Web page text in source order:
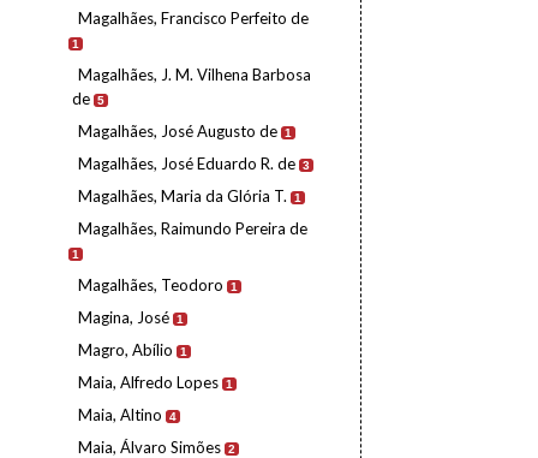
Magalhães, Francisco Perfeito de
1
Magalhães, J. M. Vilhena Barbosa
de 5
Magalhães, José Augusto de 1
Magalhães, José Eduardo R. de 3
Magalhães, Maria da Glória T. 1
Magalhães, Raimundo Pereira de
1
Magalhães, Teodoro 1
Magina, José 1
Magro, Abílio 1
Maia, Alfredo Lopes 1
Maia, Altino 4
Maia, Álvaro Simões 2